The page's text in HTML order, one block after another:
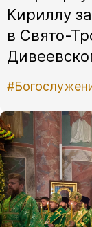
Кириллу
в Свято-